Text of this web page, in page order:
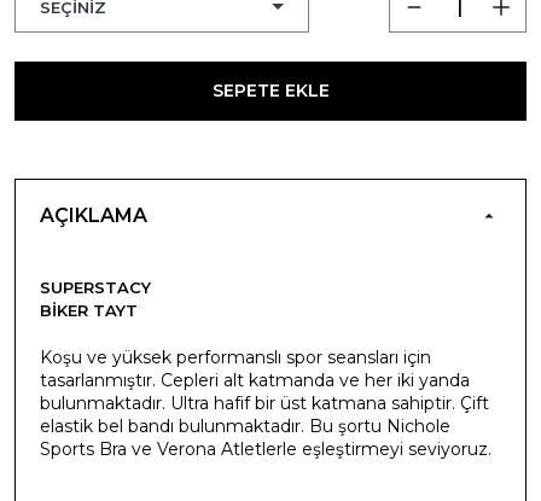
SEPETE EKLE
AÇIKLAMA
SUPERSTACY
BIKER TAYT
Koşu ve yüksek performanslı spor seansları için
tasarlanmıştır. Cepleri alt katmanda ve her iki yanda
bulunmaktadır. Ultra hafif bir üst katmana sahiptir. Çift
elastik bel bandı bulunmaktadır. Bu şortu Nichole
Sports Bra ve Verona Atletlerle eşleştirmeyi seviyoruz.